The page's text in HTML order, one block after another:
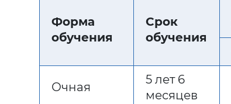
Форма
обучения
Срок
обучения
Очная
5 лет 6
месяцев